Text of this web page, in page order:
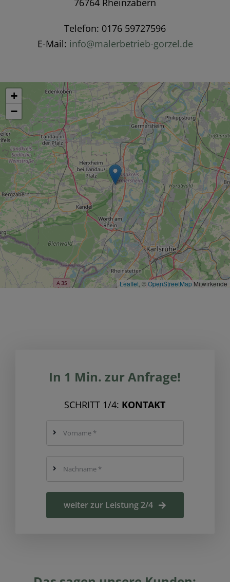
76764 Rheinzabern
Telefon: 0176 59727596
E-Mail: info@malerbetrieb-gorzel.de
+
−
Leaflet, ©OpenStreetMap Mitwirkende
In 1 Min. zur Anfrage!
SCHRITT 1/4: KONTAKT
weiter zur Leistung 2/4